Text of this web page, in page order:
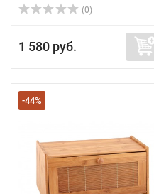
(0)
1 580 руб.
-44%